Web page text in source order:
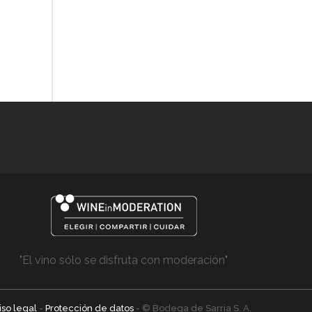
"El vino sólo se disfruta con moderación"
legal - Protección de datos - © Bodega de Sarria S. A.